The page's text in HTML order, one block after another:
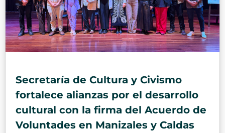
Secretaría de Cultura y Civismo
fortalece alianzas por el desarrollo
cultural con la firma del Acuerdo de
Voluntades en Manizales y Caldas